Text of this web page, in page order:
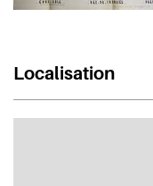
Localisation